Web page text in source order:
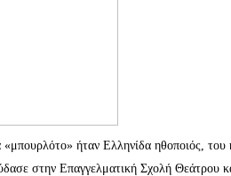
ήταν Ελληνίδα ηθοποιός, του
στην Επαγγελματική Σχολή Θεάτρου